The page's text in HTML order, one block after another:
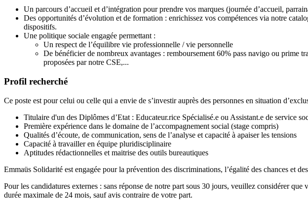
Un parcours d’accueil et d’intégration pour prendre vos marques (journée d’accueil,
Des opportunités d’évolution et de formation : enrichissez vos compétences via notre
dispositifs.
Une politique sociale engagée permettant :
Un respect de l’équilibre vie professionnelle / vie personnelle
De bénéficier de nombreux avantages : remboursement 60% pass navigo ou prime
proposées par notre CSE,...
Profil recherché
Ce poste est pour celui ou celle qui a envie de s’investir auprès des personnes en situation
Titulaire d'un des Diplômes d’Etat : Educateur.rice Spécialisé.e ou Assistant.e de service
Première expérience dans le domaine de l’accompagnement social (stage compris)
Qualités d’écoute, de communication, sens de l’analyse et capacité à apaiser les tensions
Capacité à travailler en équipe pluridisciplinaire
Aptitudes rédactionnelles et maitrise des outils bureautiques
Emmaüs Solidarité est engagée pour la prévention des discriminations, l’égalité des chances et
Pour les candidatures externes : sans réponse de notre part sous 30 jours, veuillez considérer
durée maximale de 24 mois, sauf avis contraire de votre part.